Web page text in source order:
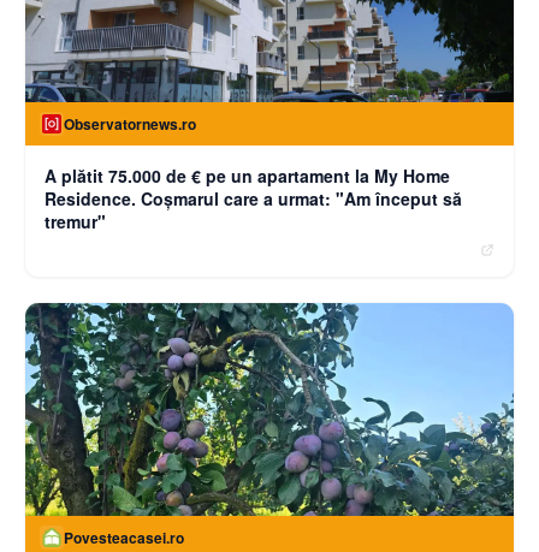
Observatornews.ro
A plătit 75.000 de € pe un apartament la My Home
Residence. Coşmarul care a urmat: "Am început să
tremur"
Povesteacasei.ro